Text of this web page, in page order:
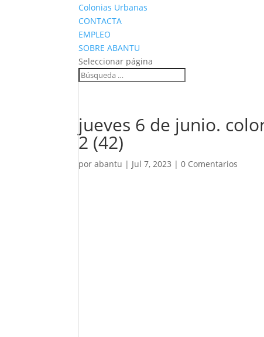
Colonias Urbanas
CONTACTA
EMPLEO
SOBRE ABANTU
Seleccionar página
jueves 6 de junio.
2 (42)
porabantu | Jul 7, 2023 |0 Comentarios